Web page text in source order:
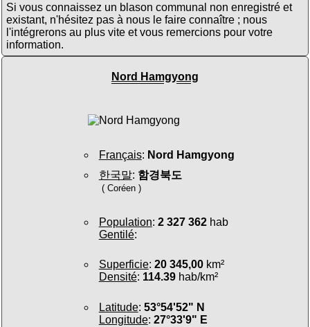
Si vous connaissez un blason communal non enregistré et
existant, n'hésitez pas à nous le faire connaître ; nous
l'intégrerons au plus vite et vous remercions pour votre
information.
Nord Hamgyong
Français: Nord Hamgyong
한국말: 함경북도
( Coréen )
Population: 2 327 362hab
Gentilé:
Superficie: 20 345,00km²
Densité: 114.39hab/km²
Latitude: 53°54'52" N
Longitude: 27°33'9" E